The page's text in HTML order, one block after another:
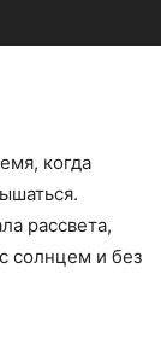
когда
рассвета,
солнцем и без